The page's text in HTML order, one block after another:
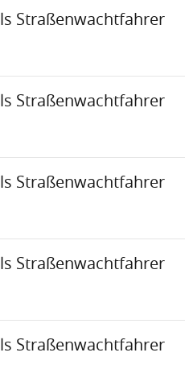
Straßenwachtfahrer
Straßenwachtfahrer
Straßenwachtfahrer
Straßenwachtfahrer
Straßenwachtfahrer